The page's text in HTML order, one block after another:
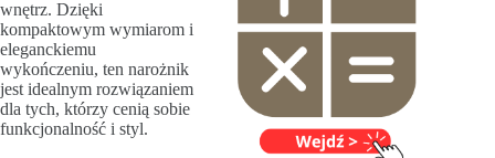
wnętrz. Dzięki
kompaktowym wymiarom i
eleganckiemu
wykończeniu, ten narożnik
jest idealnym rozwiązaniem
dla tych, którzy cenią sobie
funkcjonalność i styl.